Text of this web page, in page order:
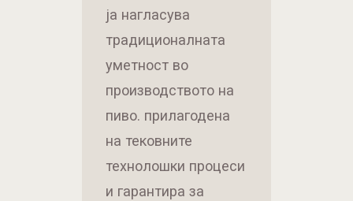
ја нагласува
традиционалната
уметност во
производството на
пиво. прилагодена
на тековните
технолошки процеси
и гарантира за